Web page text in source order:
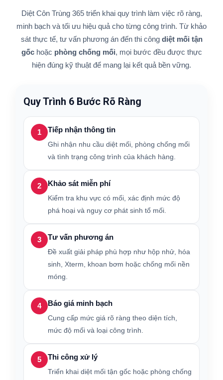
Diệt Côn Trùng 365 triển khai quy trình làm việc rõ ràng,
minh bạch và tối ưu hiệu quả cho từng công trình. Từ khảo
sát thực tế, tư vấn phương án đến thi công diệt mối tận
gốchoặc phòng chống mối, mọi bước đều được thực
hiện đúng kỹ thuật để mang lại kết quả bền vững.
Quy Trình 6 Bước Rõ Ràng
1 Tiếp nhận thông tin
Ghi nhận nhu cầu diệt mối, phòng chống mối
và tình trạng công trình của khách hàng.
2 Khảo sát miễn phí
Kiểm tra khu vực có mối, xác định mức độ
phá hoại và nguy cơ phát sinh tổ mối.
3 Tư vấn phương án
Đề xuất giải pháp phù hợp như hộp nhử, hóa
sinh, Xterm, khoan bơm hoặc chống mối nền
móng.
4 Báo giá minh bạch
Cung cấp mức giá rõ ràng theo diện tích,
mức độ mối và loại công trình.
5 Thi công xử lý
Triển khai diệt mối tận gốc hoặc phòng chống